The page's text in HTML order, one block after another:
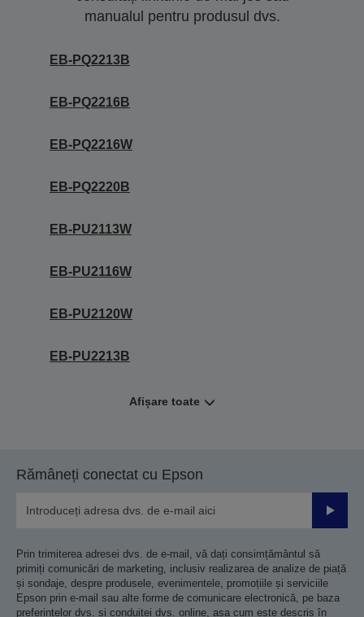
manualul pentru produsul dvs.
EB-PQ2213B
EB-PQ2216B
EB-PQ2216W
EB-PQ2220B
EB-PU2113W
EB-PU2116W
EB-PU2120W
EB-PU2213B
Afișare toate
Rămâneți conectat cu Epson
Prin trimiterea adresei dvs. de e-mail, vă dați consimțământul să
primiți comunicări de marketing, inclusiv realizarea de analize de piață
și sondaje, despre produsele, evenimentele, promoțiile și serviciile
Epson prin e-mail sau alte forme de comunicare electronică, pe baza
preferințelor dvs. și conduitei dvs. online, așa cum este descris în